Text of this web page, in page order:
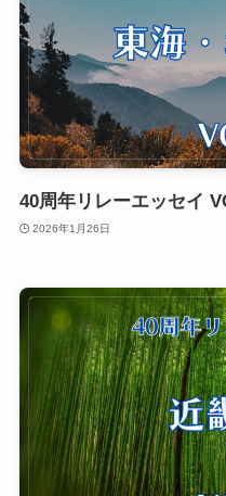
40周年リレーエッセイ
2026年1月26日